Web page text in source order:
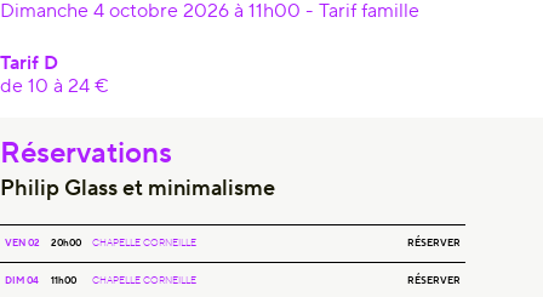
Dimanche 4 octobre 2026 à 11h00 - Tarif famille
Tarif D
de 10 à 24 €
Réservations
Philip Glass et minimalisme
VEN 02 20h00
PHILIP GLASS ET MINIMALISME
CHAPELLE CORNEILLE RÉSERVER
DIM 04 11h00
PHILIP GLASS ET MINIMALISME
CHAPELLE CORNEILLE RÉSERVER